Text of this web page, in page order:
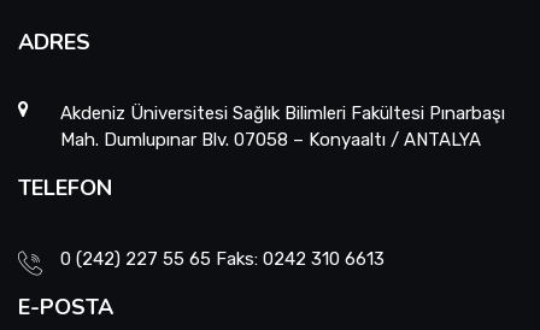
ADRES
Akdeniz Üniversitesi Sağlık Bilimleri Fakültesi Pınarbaşı
Mah. Dumlupınar Blv. 07058 – Konyaaltı / ANTALYA
TELEFON
0 (242) 227 55 65 Faks: 0242 310 6613
E-POSTA